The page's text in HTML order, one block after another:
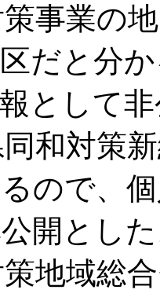
事業の
だと分
として
和対策
ので、
開とし
地域総